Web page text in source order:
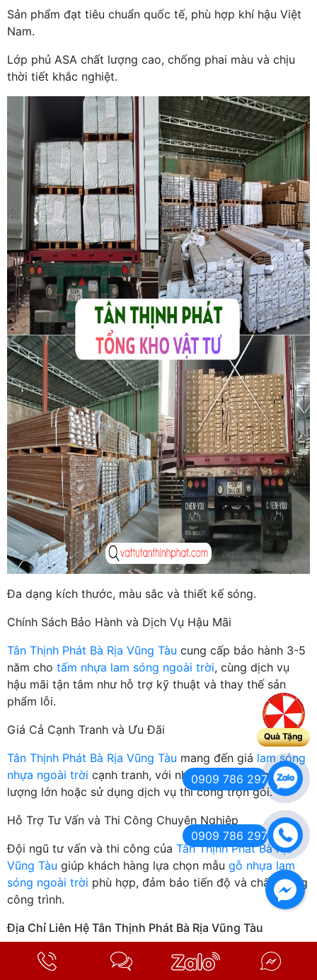
Sản phẩm đạt tiêu chuẩn quốc tế, phù hợp khí hậu Việt
Nam.
Lớp phủ ASA chất lượng cao, chống phai màu và chịu
thời tiết khắc nghiệt.
Đa dạng kích thước, màu sắc và thiết kế sóng.
Chính Sách Bảo Hành và Dịch Vụ Hậu Mãi
Tân Thịnh Phát Bà Rịa Vũng Tàu cung cấp bảo hành 3-5
năm cho tấm nhựa lam sóng ngoài trời, cùng dịch vụ
hậu mãi tận tâm như hỗ trợ kỹ thuật và thay thế sản
phẩm lỗi.
Giá Cả Cạnh Tranh và Ưu Đãi
Tân Thịnh Phát Bà Rịa Vũng Tàu mang đến giá lam sóng
nhựa ngoài trời cạnh tranh, với nhiều ưu đãi khi mua số
lượng lớn hoặc sử dụng dịch vụ thi công trọn gói.
Hỗ Trợ Tư Vấn và Thi Công Chuyên Nghiệp
Đội ngũ tư vấn và thi công của Tân Thịnh Phát Bà Rịa
Vũng Tàu giúp khách hàng lựa chọn mẫu gỗ nhựa lam
sóng ngoài trời phù hợp, đảm bảo tiến độ và chất lượng
công trình.
Địa Chỉ Liên Hệ Tân Thịnh Phát Bà Rịa Vũng Tàu
Địa chỉ hệ thống cửa hàng:
Quà Tặng
0909 786 297
0909 786 297